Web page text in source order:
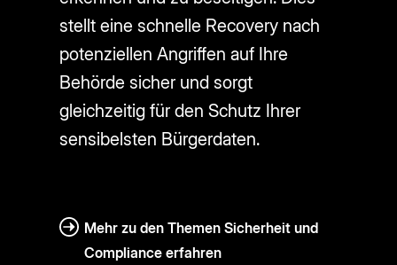
stellt eine schnelle Recovery nach
potenziellen Angriffen auf Ihre
Behörde sicher und sorgt
gleichzeitig für den Schutz Ihrer
sensibelsten Bürgerdaten.
Mehr zu den Themen Sicherheit und
Compliance erfahren